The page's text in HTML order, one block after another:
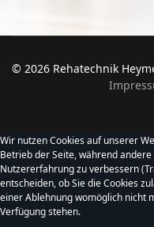
© 2026 Rehatechnik
Wir nutzen Cookies auf unserer
Betrieb der Seite, während
Nutzererfahrung zu verbessern
entscheiden, ob Sie die Cookies
einer Ablehnung womöglich nicht
Verfügung stehen.